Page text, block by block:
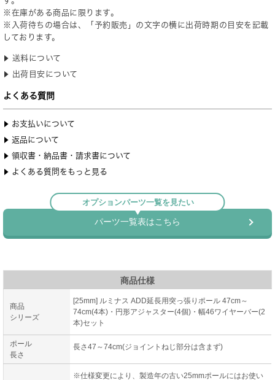
商品仕様
商品
シリーズ
[25mm] ルミナス ADD延長用突っ張りポール 47cm～
74cm(4本)・円形アジャスター(4個)・幅46ワイヤーバー(2
本)セット
ポール
長さ
長さ47～74cm(ジョイントねじ部分は含まず)
※仕様変更により、製造年の古い25mmポールにはお使い